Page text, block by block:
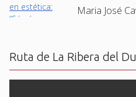
Maria José
Ruta de La Ribera del